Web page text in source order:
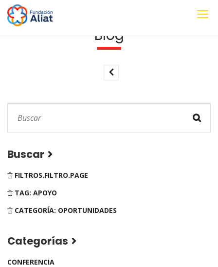
Blog
Buscar
FILTROS.FILTRO.PAGE
TAG: APOYO
CATEGORÍA: OPORTUNIDADES
Categorías
CONFERENCIA